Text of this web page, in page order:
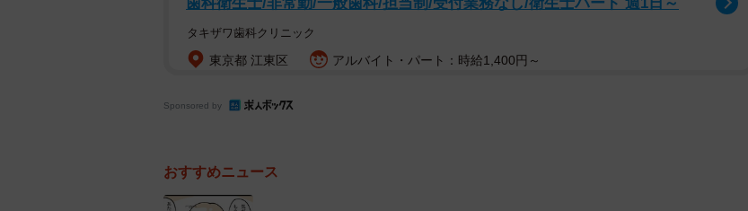
Aさんは、育児、家事に非協力的なBさんに、感情的に怒りをぶつけることもあったようで
す。Bさんも仕事が忙しかったからか、Aさんとは十分なコミュニケーションが取れておら
（Cさん・女性）とお酒を飲む機会が増えていきました。
関係に。それがAさんにばれてしまい、結果、AさんとBさんは離婚。Bさんはしばらくし
て、不倫相手であったCさんと再婚しました。
タキザワ歯科クリニック
東京都 江東区 アルバイト・パート：時給1,400円～
Sponsored by
おすすめニュース